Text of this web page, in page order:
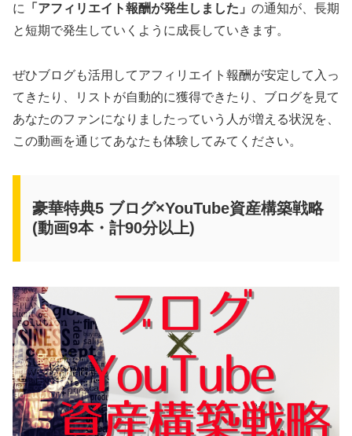
に
「アフィリエイト報酬が発生しました」 の通知が、長期
と短期で発生していくように成長していきます。
ぜひブログも活用してアフィリエイト報酬が安定して入っ
てきたり、リストが自動的に獲得できたり、ブログを見て
あなたのファンになりましたっていう人が増える状況を、
この動画を通じてあなたも体験してみてください。
豪華特典5 ブログ×YouTube資産構築戦略
(動画9本・計90分以上)